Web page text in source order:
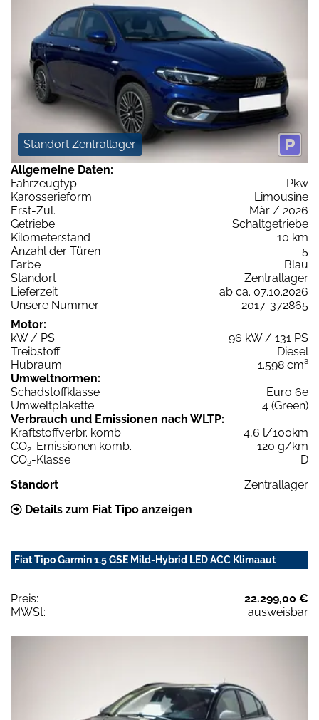
Standort Zentrallager
Allgemeine Daten:
Fahrzeugtyp
Pkw
Karosserieform
Limousine
Erst-Zul.
Mär / 2026
Getriebe
Schaltgetriebe
Kilometerstand
10 km
Anzahl der Türen
5
Farbe
Blau
Standort
Zentrallager
Lieferzeit
ab ca. 07.10.2026
Unsere Nummer
2017-372865
Motor:
kW / PS
96 kW / 131 PS
Treibstoff
Diesel
Hubraum
1.598 cm³
Umweltnormen:
Schadstoffklasse
Euro 6e
Umweltplakette
4 (Green)
Verbrauch und Emissionen nach WLTP:
Kraftstoffverbr. komb.
4,6 l/100km
CO2-Emissionen komb.
120 g/km
CO2-Klasse
D
Standort
Zentrallager
Details zum Fiat Tipo anzeigen
Fiat Tipo Garmin 1.5 GSE Mild-Hybrid LED ACC Klimaaut
Preis:
22.299,00 €
MWSt:
ausweisbar